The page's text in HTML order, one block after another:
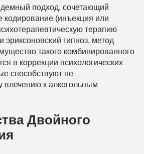
подход, сочетающий
кодирование (инъекция или
терапию
эриксоновский гипноз, метод
такого комбинированного
в коррекции психологических
способствуют не
влечению к алкогольным
Двойного